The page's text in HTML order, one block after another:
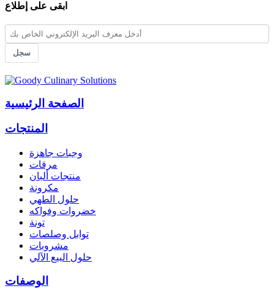
ابقى على إطلاع
سجل
الصفحة الرئيسية
المنتجات
وجبات جاهزة
مرقات
منتجات ألبان
مكرونة
حلول الطهي
خضروات وفواكه
تونة
توابل وصلصات
مشروبات
حلول البيع الآلي
الوصفات